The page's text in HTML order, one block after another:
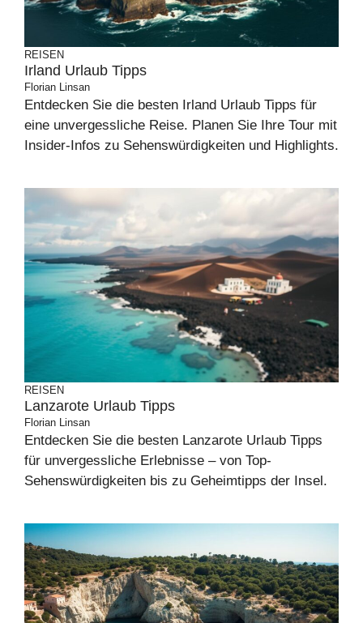
REISEN
Irland Urlaub Tipps
Florian Linsan
Entdecken Sie die besten Irland Urlaub Tipps für
eine unvergessliche Reise. Planen Sie Ihre Tour mit
Insider-Infos zu Sehenswürdigkeiten und Highlights.
REISEN
Lanzarote Urlaub Tipps
Florian Linsan
Entdecken Sie die besten Lanzarote Urlaub Tipps
für unvergessliche Erlebnisse – von Top-
Sehenswürdigkeiten bis zu Geheimtipps der Insel.